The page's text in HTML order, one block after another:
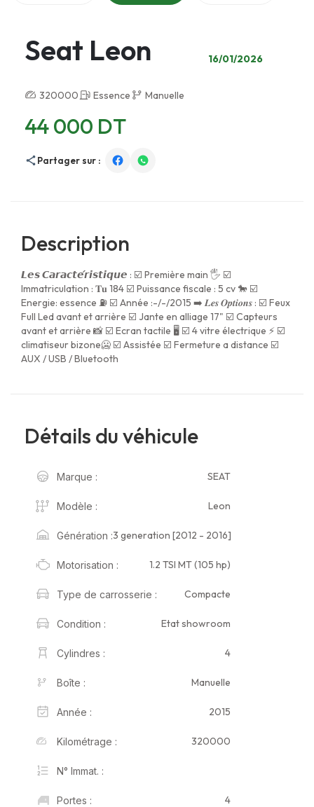
Seat Leon 16/01/2026
320000 Essence Manuelle
44 000 DT
Partager sur :
Description
𝙇𝙚𝙨 𝘾𝙖𝙧𝙖𝙘𝙩𝙚́𝙧𝙞𝙨𝙩𝙞𝙦𝙪𝙚 : ☑️ Première main 🖐️ ☑️
Immatriculation : 𝐓𝐮 184 ☑️ Puissance fiscale : 5 cv 🐎 ☑️
Energie: essence ⛽ ☑️ Année :-/-/2015 ➡️ 𝑳𝒆𝒔 𝑶𝒑𝒕𝒊𝒐𝒏𝒔 : ☑️ Feux
Full Led avant et arrière ☑️ Jante en alliage 17" ☑️ Capteurs
avant et arrière 📸 ☑️ Ecran tactile 🖥️ ☑️ 4 vitre électrique ⚡️ ☑️
climatiseur bizone🥶 ☑️ Assistée ☑️ Fermeture a distance ☑️
AUX / USB / Bluetooth
Détails du véhicule
Marque : SEAT
Modèle : Leon
Génération :3 generation [2012 - 2016]
Motorisation : 1.2 TSI MT (105 hp)
Type de carrosserie : Compacte
Condition : Etat showroom
Cylindres : 4
Boîte : Manuelle
Année : 2015
Kilométrage : 320000
N° Immat. :
Portes : 4